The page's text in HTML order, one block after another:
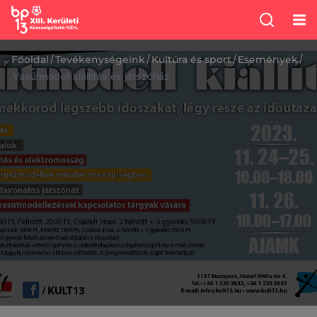
Főoldal/Tevékenységeink /Kultúra és sport/Események/
Vasútmodell kiállítás és játszóház